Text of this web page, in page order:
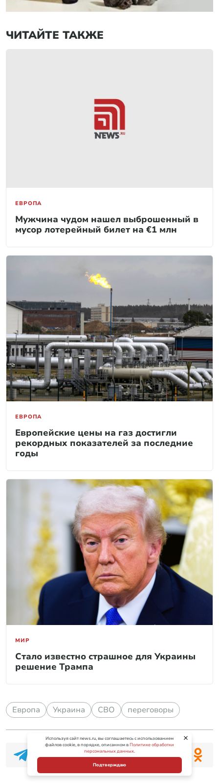
ЧИТАЙТЕ ТАКЖЕ
ЕВРОПА
Мужчина чудом нашел выброшенный в
мусор лотерейный билет на €1 млн
ЕВРОПА
Европейские цены на газ достигли
рекордных показателей за последние
годы
МИР
Стало известно страшное для Украины
решение Трампа
Европа Украина СВО переговоры
Используя сайт news.ru, вы соглашаетесь с использованием
файлов cookie, в порядке, описанном вПолитике обработки
персональных данных.
Подтверждаю